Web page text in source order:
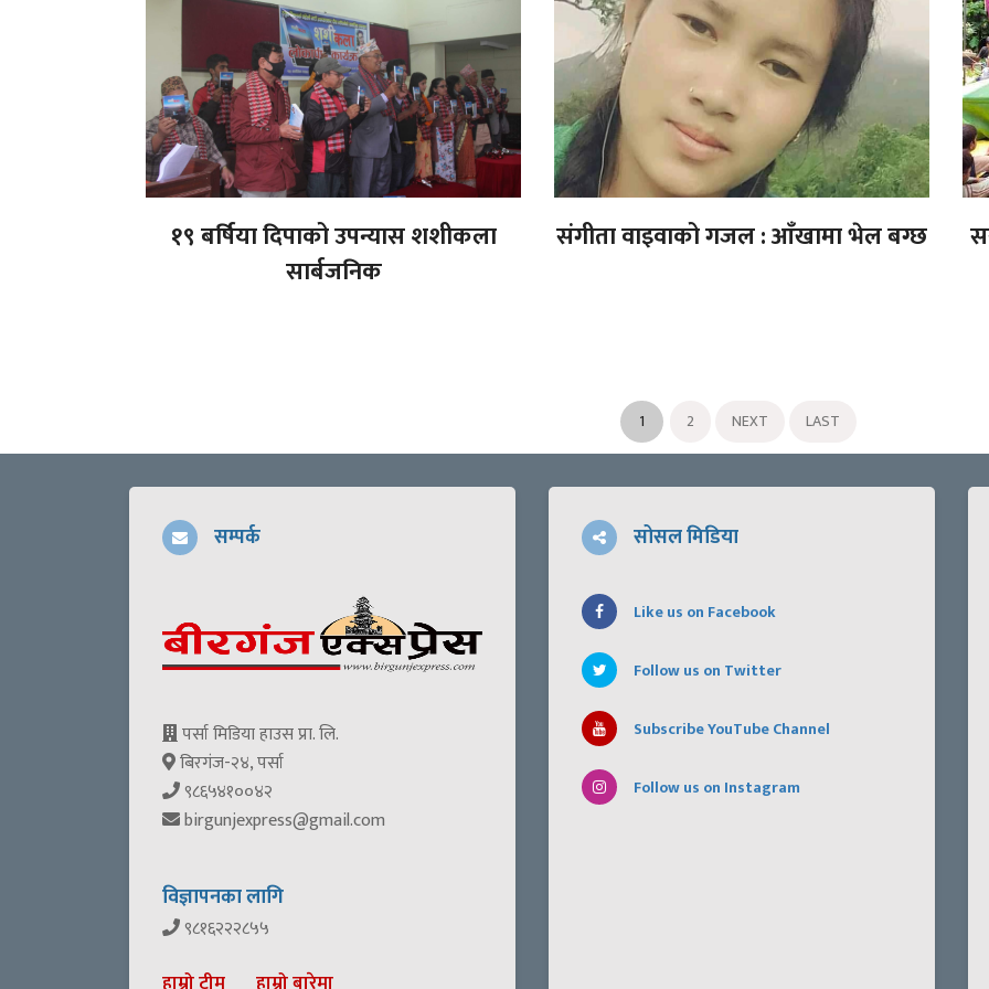
१९ बर्षिया दिपाको उपन्यास शशीकला
सार्बजनिक
संगीता वाइवाको गजल : आँखामा भेल बग्छ
1 2 NEXT LAST
सम्पर्क
पर्सा मिडिया हाउस प्रा. लि.
बिरगंज-२४, पर्सा
९८६५४१००४२
birgunjexpress@gmail.com
विज्ञापनका लागि
९८१६२२२८५५
सोसल मिडिया
Like us on Facebook
Follow us on Twitter
Subscribe YouTube Channel
Follow us on Instagram